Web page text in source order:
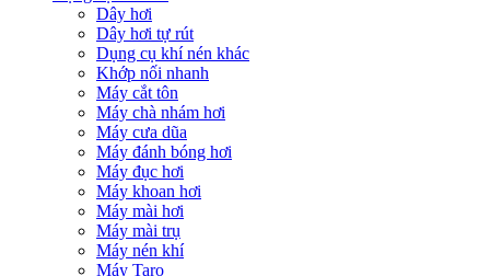
Dây hơi
Dây hơi tự rút
Dụng cụ khí nén khác
Khớp nối nhanh
Máy cắt tôn
Máy chà nhám hơi
Máy cưa dũa
Máy đánh bóng hơi
Máy đục hơi
Máy khoan hơi
Máy mài hơi
Máy mài trụ
Máy nén khí
Máy Taro